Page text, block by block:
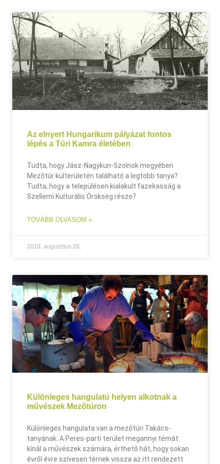
Az elnyert Hungarikum pályázat fontos
lépés a Túri Kamra életében
Tudta, hogy Jász-Nagykun-Szolnok megyében
Mezőtúr külterületén található a legtöbb tanya?
Tudta, hogy a településen kialakult fazekasság a
Szellemi Kulturális Örökség része?
TOVÁBB OLVASOM »
2018. augusztus 28.
Különleges hangulatú helyen alkotnak a
művészek Mezőtúron
Különleges hangulata van a mezőtúri Takács-
tanyának. A Peres-parti terület megannyi témát
kínál a művészek számára, érthető hát, hogy sokan
évről évre szívesen térnek vissza az itt rendezett